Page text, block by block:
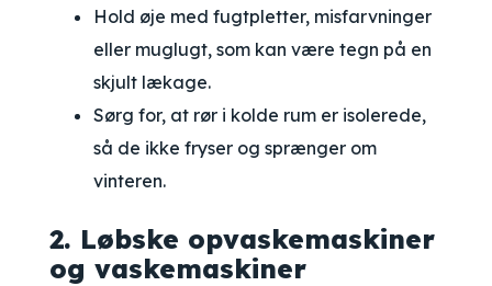
Hold øje med fugtpletter, misfarvninger
eller muglugt, som kan være tegn på en
skjult lækage.
Sørg for, at rør i kolde rum er isolerede,
så de ikke fryser og sprænger om
vinteren.
2. Løbske opvaskemaskiner
og vaskemaskiner